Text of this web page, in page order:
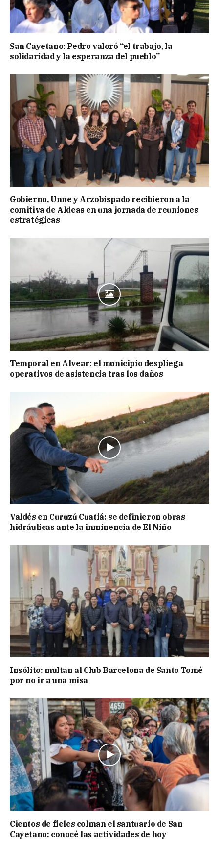
San Cayetano: Pedro valoró “el trabajo, la
solidaridad y la esperanza del pueblo”
Gobierno, Unne y Arzobispado recibieron a la
comitiva de Aldeas en una jornada de reuniones
estratégicas
Temporal en Alvear: el municipio despliega
operativos de asistencia tras los daños
Valdés en Curuzú Cuatiá: se definieron obras
hidráulicas ante la inminencia de El Niño
Insólito: multan al Club Barcelona de Santo Tomé
por no ir a una misa
Cientos de fieles colman el santuario de San
Cayetano: conocé las actividades de hoy